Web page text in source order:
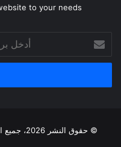
to your needs.
بريدك
الإلكتروني
© حقوق النشر 2026، جميع الحقوق محفوظة |